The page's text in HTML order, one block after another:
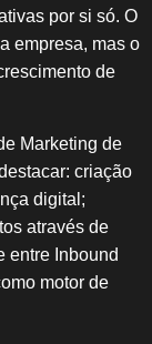
por si só. O
empresa, mas o
de
Marketing de
criação
digital;
através de
entre Inbound
motor de